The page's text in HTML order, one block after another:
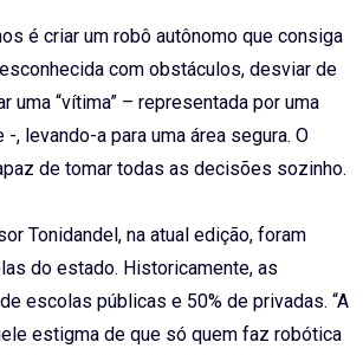
é criar um robô autônomo que consiga
com obstáculos, desviar de
uma “vítima” – representada por uma
-, levando-a para uma área segura. O
de tomar todas as decisões sozinho.
Tonidandel, na atual edição, foram
do estado. Historicamente, as
escolas públicas e 50% de privadas. “A
estigma de que só quem faz robótica